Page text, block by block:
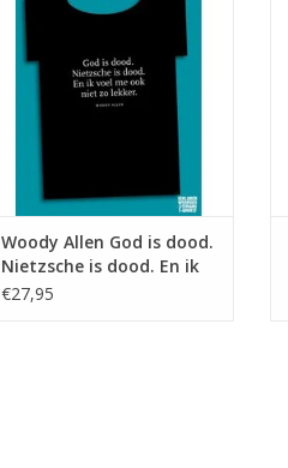
Woody Allen God is dood.
Nietzsche is dood. En ik
voel me ook niet zo
€27,95